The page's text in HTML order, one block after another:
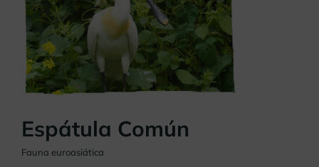
Espátula Común
Fauna euroasiática